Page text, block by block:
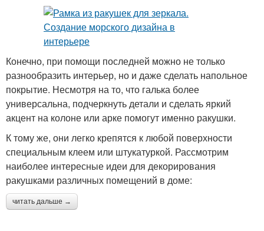
Конечно, при помощи последней можно не только
разнообразить интерьер, но и даже сделать напольное
покрытие. Несмотря на то, что галька более
универсальна, подчеркнуть детали и сделать яркий
акцент на колоне или арке помогут именно ракушки.
К тому же, они легко крепятся к любой поверхности
специальным клеем или штукатуркой. Рассмотрим
наиболее интересные идеи для декорирования
ракушками различных помещений в доме:
читать дальше →